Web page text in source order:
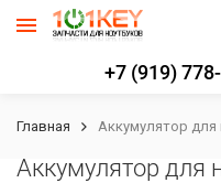
+7 (919)
Главная Аккумулятор для
Аккумулятор для